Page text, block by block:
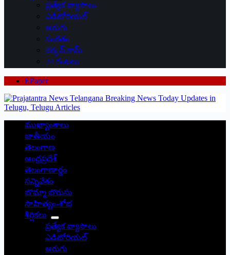
ప్రత్యేక వ్యాసాలు
ఎడిటోరియల్
అరుగు
సంకేతం
దక్కన్.కామ్
24 గంటలు
EPaper
ముఖ్యాంశాలు
జాతీయం
తెలంగాణ
ఆంధ్రప్రదేశ్
తెలంగాణార్థం
సన్నివేశం
బొమ్మా బొరుసు
సాహిత్యం-శోభ
శీర్షికలు
ప్రత్యేక వ్యాసాలు
ఎడిటోరియల్
అరుగు